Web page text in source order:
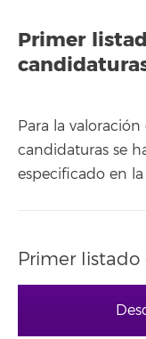
Primer
Para la
candidaturas se
especificado en
Primer